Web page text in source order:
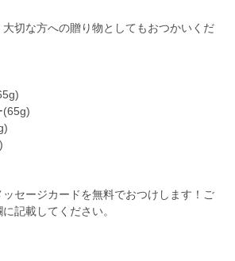
切な方への贈り物としてもおつかいくだ
(65g)
セージカードを無料でおつけします！ご
記載してください。